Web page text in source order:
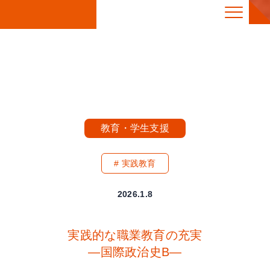
教育・学生支援
実践教育
2026.1.8
実践的な職業教育の充実
―国際政治史B―